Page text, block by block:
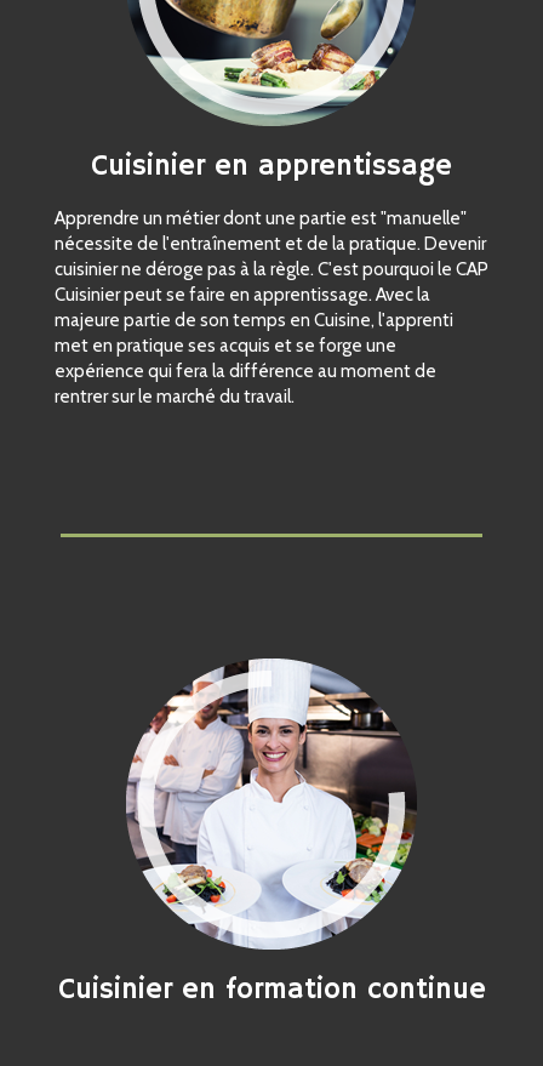
Cuisinier en apprentissage
Apprendre un métier dont une partie est "manuelle"
nécessite de l'entraînement et de la pratique. Devenir
cuisinier ne déroge pas à la règle. C'est pourquoi le CAP
Cuisinier peut se faire en apprentissage. Avec la
majeure partie de son temps en Cuisine, l'apprenti
met en pratique ses acquis et se forge une
expérience qui fera la différence au moment de
rentrer sur le marché du travail.
Cuisinier en formation continue